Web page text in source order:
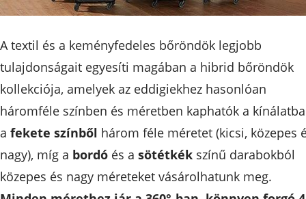
A textil és a keményfedeles bőröndök legjobb
tulajdonságait egyesíti magában a hibrid bőröndök
kollekciója, amelyek az eddigiekhez hasonlóan
háromféle színben és méretben kaphatók a
a fekete színből három féle méretet (kicsi, közepes
nagy), míg a bordó és a sötétkék színű darabokból
közepes és nagy méreteket vásárolhatunk meg.